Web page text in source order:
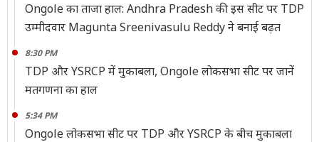
Ongole का ताजा हाल: Andhra Pradesh की इस सीट पर TDP
उम्मीदवार Magunta Sreenivasulu Reddy ने बनाई बढ़त
8:30 PM
TDP और YSRCP में मुकाबला, Ongole लोकसभा सीट पर जानें
मतगणना का हाल
5:34 PM
Ongole लोकसभा सीट पर TDP और YSRCP के बीच मुकाबला